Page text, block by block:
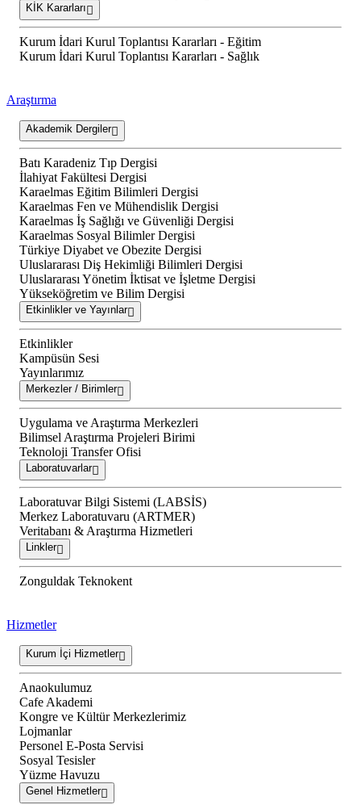
KİK Kararları
Kurum İdari Kurul Toplantısı Kararları - Eğitim
Kurum İdari Kurul Toplantısı Kararları - Sağlık
Araştırma
Akademik Dergiler
Batı Karadeniz Tıp Dergisi
İlahiyat Fakültesi Dergisi
Karaelmas Eğitim Bilimleri Dergisi
Karaelmas Fen ve Mühendislik Dergisi
Karaelmas İş Sağlığı ve Güvenliği Dergisi
Karaelmas Sosyal Bilimler Dergisi
Türkiye Diyabet ve Obezite Dergisi
Uluslararası Diş Hekimliği Bilimleri Dergisi
Uluslararası Yönetim İktisat ve İşletme Dergisi
Yükseköğretim ve Bilim Dergisi
Etkinlikler ve Yayınlar
Etkinlikler
Kampüsün Sesi
Yayınlarımız
Merkezler / Birimler
Uygulama ve Araştırma Merkezleri
Bilimsel Araştırma Projeleri Birimi
Teknoloji Transfer Ofisi
Laboratuvarlar
Laboratuvar Bilgi Sistemi (LABSİS)
Merkez Laboratuvaru (ARTMER)
Veritabanı & Araştırma Hizmetleri
Linkler
Zonguldak Teknokent
Hizmetler
Kurum İçi Hizmetler
Anaokulumuz
Cafe Akademi
Kongre ve Kültür Merkezlerimiz
Lojmanlar
Personel E-Posta Servisi
Sosyal Tesisler
Yüzme Havuzu
Genel Hizmetler